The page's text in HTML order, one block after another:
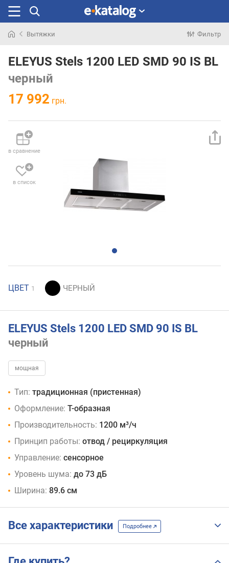
раньше
Вытяжки Фильтр
ELEYUS Stels 1200 LED SMD 90 IS BL
черный
17 992 грн.
в сравнение
в список
ЦВЕТ 1
ELEYUS Stels 1200 LED SMD 90 IS BL
черный
мощная
Тип: традиционная (пристенная)
Оформление: Т-образная
Производительность: 1200 м³/ч
Принцип работы: отвод / рециркуляция
Управление: сенсорное
Уровень шума: до 73 дБ
Ширина: 89.6 см
Все характеристики Подробнее